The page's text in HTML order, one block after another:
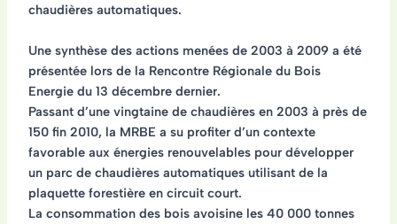
chaudières automatiques.
Une synthèse des actions menées de 2003 à 2009 a été
présentée lors de la Rencontre Régionale du Bois
Energie du 13 décembre dernier.
Passant d’une vingtaine de chaudières en 2003 à près de
150 fin 2010, la MRBE a su profiter d’un contexte
favorable aux énergies renouvelables pour développer
un parc de chaudières automatiques utilisant de la
plaquette forestière en circuit court.
La consommation des bois avoisine les 40 000 tonnes